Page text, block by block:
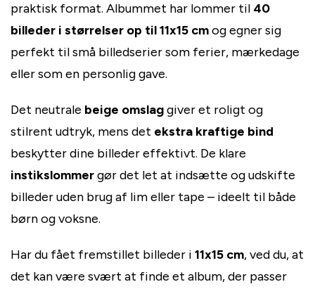
praktisk format. Albummet har lommer til 40
billeder i størrelser op til 11x15 cmog egner sig
perfekt til små billedserier som ferier, mærkedage
eller som en personlig gave.
Det neutrale beige omslaggiver et roligt og
stilrent udtryk, mens det ekstra kraftige bind
beskytter dine billeder effektivt. De klare
instikslommergør det let at indsætte og udskifte
billeder uden brug af lim eller tape – ideelt til både
børn og voksne.
Har du fået fremstillet billeder i 11x15 cm, ved du, at
det kan være svært at finde et album, der passer